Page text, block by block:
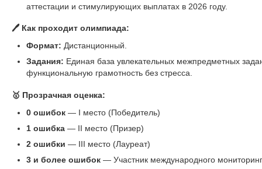
аттестации и стимулирующих выплатах в 2026 году.
🖊️ Как проходит олимпиада:
Формат: Дистанционный.
Задания: Единая база увлекательных межпредметных
функциональную грамотность без стресса.
🥇 Прозрачная оценка:
0 ошибок— I место (Победитель)
1 ошибка— II место (Призер)
2 ошибки — III место (Лауреат)
3 и более ошибок— Участник международного